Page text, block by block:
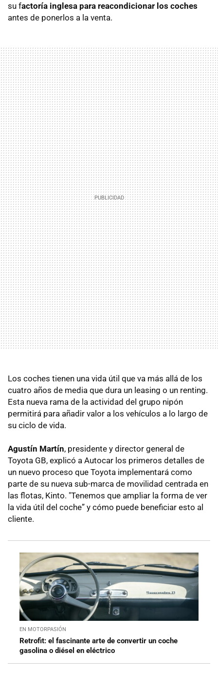
su factoría inglesa para reacondicionar los coches
antes de ponerlos a la venta.
Los coches tienen una vida útil que va más allá de los
cuatro años de media que dura un leasing o un renting.
Esta nueva rama de la actividad del grupo nipón
permitirá para añadir valor a los vehículos a lo largo de
su ciclo de vida.
Agustín Martín, presidente y director general de
Toyota GB, explicó a Autocar los primeros detalles de
un nuevo proceso que Toyota implementará como
parte de su nueva sub-marca de movilidad centrada en
las flotas, Kinto. "Tenemos que ampliar la forma de ver
la vida útil del coche” y cómo puede beneficiar esto al
cliente.
EN MOTORPASIÓN
Retrofit: el fascinante arte de convertir un coche
gasolina o diésel en eléctrico